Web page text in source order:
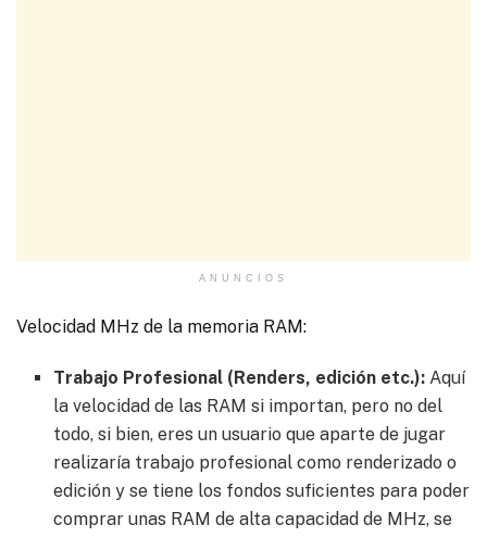
ANUNCIOS
Velocidad MHz de la memoria RAM:
Trabajo Profesional (Renders, edición etc.): Aquí
la velocidad de las RAM si importan, pero no del
todo, si bien, eres un usuario que aparte de jugar
realizaría trabajo profesional como renderizado o
edición y se tiene los fondos suficientes para poder
comprar unas RAM de alta capacidad de MHz, se